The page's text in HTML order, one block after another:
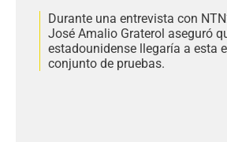
Durante una entrevista con
José Amalio Graterol aseguró
estadounidense llegaría a esta
conjunto de pruebas.